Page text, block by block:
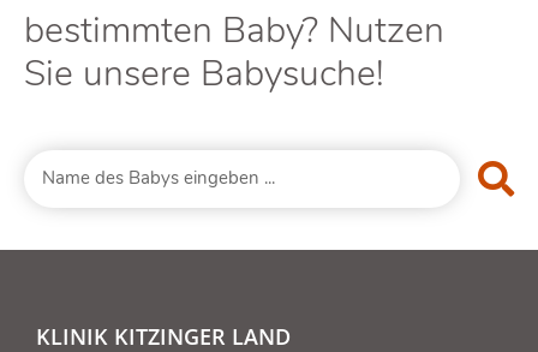
bestimmten Baby? Nutzen
Sie unsere Babysuche!
KLINIK KITZINGER LAND